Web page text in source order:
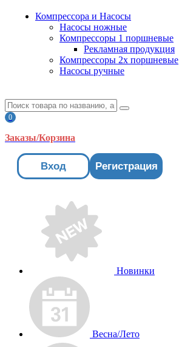
Компрессора и Насосы
Насосы ножные
Компрессоры 1 поршневые
Рекламная продукция
Компрессоры 2х поршневые
Насосы ручные
0
Заказы/Корзина
Вход Регистрация
Новинки
Весна/Лето